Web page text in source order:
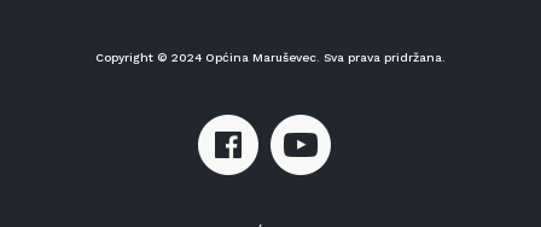
Copyright © 2024 Općina Maruševec. Sva prava pridržana.